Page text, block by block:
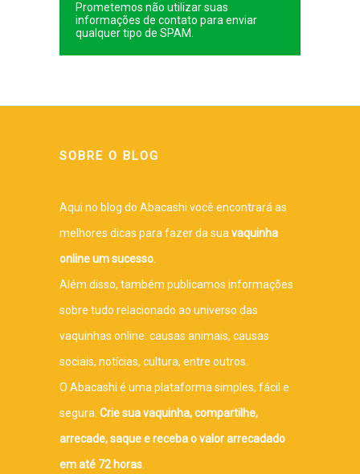
Prometemos não utilizar suas
informações de contato para enviar
qualquer tipo de SPAM.
SOBRE O BLOG
Aqui no blog do Abacashi você encontrará as
melhores dicas para fazer da suavaquinha
online um sucesso.
Além disso, também publicamos informações
sobre tudo relacionado ao universo das
vaquinhas online: causas animais, causas
sociais, notícias, cultura, entre outros.
O Abacashi é uma plataforma simples, fácil e
segura. Crie sua vaquinha, compartilhe,
arrecade, saque e receba o valor arrecadado
em até 72 horas.